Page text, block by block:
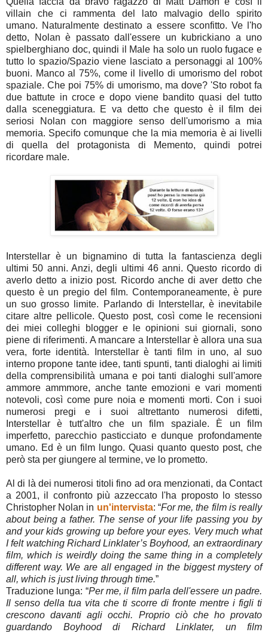
villain che ci rammenta del lato malvagio dello spirito
umano. Naturalmente destinato a essere sconfitto. Ve l'ho
detto, Nolan è passato dall'essere un kubrickiano a uno
spielberghiano doc, quindi il Male ha solo un ruolo fugace e
tutto lo spazio/Spazio viene lasciato a personaggi al 100%
buoni. Manco al 75%, come il livello di umorismo del robot
spaziale. Che poi 75% di umorismo, ma dove? 'Sto robot fa
due battute in croce e dopo viene bandito quasi del tutto
dalla sceneggiatura. E va detto che questo è il film dei
seriosi Nolan con maggiore senso dell'umorismo a mia
memoria. Specifo comunque che la mia memoria è ai livelli
di quella del protagonista di Memento, quindi potrei
ricordare male.
Interstellar è un bignamino di tutta la fantascienza degli
ultimi 50 anni. Anzi, degli ultimi 46 anni. Questo ricordo di
averlo detto a inizio post. Ricordo anche di aver detto che
questo è un pregio del film. Contemporaneamente, è pure
un suo grosso limite. Parlando di Interstellar, è inevitabile
citare altre pellicole. Questo post, così come le recensioni
dei miei colleghi blogger e le opinioni sui giornali, sono
piene di riferimenti. A mancare a Interstellar è allora una sua
vera, forte identità. Interstellar è tanti film in uno, al suo
interno propone tante idee, tanti spunti, tanti dialoghi ai limiti
della comprensibilità umana e poi tanti dialoghi sull'amore
ammore ammmore, anche tante emozioni e vari momenti
notevoli, così come pure noia e momenti morti. Con i suoi
numerosi pregi e i suoi altrettanto numerosi difetti,
Interstellar è tutt'altro che un film spaziale. È un film
imperfetto, parecchio pasticciato e dunque profondamente
umano. Ed è un film lungo. Quasi quanto questo post, che
però sta per giungere al termine, ve lo prometto.
Al di là dei numerosi titoli fino ad ora menzionati, da Contact
a 2001, il confronto più azzeccato l'ha proposto lo stesso
Christopher Nolan in un'intervista: “For me, the film is really
about being a father. The sense of your life passing you by
and your kids growing up before your eyes. Very much what
I felt watching Richard Linklater’s Boyhood, an extraordinary
film, which is weirdly doing the same thing in a completely
different way. We are all engaged in the biggest mystery of
all, which is just living through time.”
Traduzione lunga: “Per me, il film parla dell'essere un padre.
Il senso della tua vita che ti scorre di fronte mentre i figli ti
crescono davanti agli occhi. Proprio ciò che ho provato
guardando Boyhood di Richard Linklater, un film